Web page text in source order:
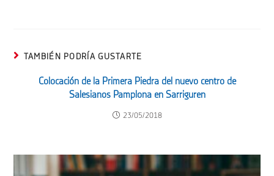
TAMBIÉN PODRÍA GUSTARTE
Colocación de la Primera Piedra del nuevo centro de
Salesianos Pamplona en Sarriguren
23/05/2018